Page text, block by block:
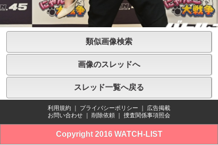
類似画像検索
画像のスレッドへ
スレッド一覧へ戻る
利用規約 プライバシーポリシー
広告掲載
お問い合わせ
削除依頼 捜査関係事項照会
Copyright 2016 WATCH-LIST